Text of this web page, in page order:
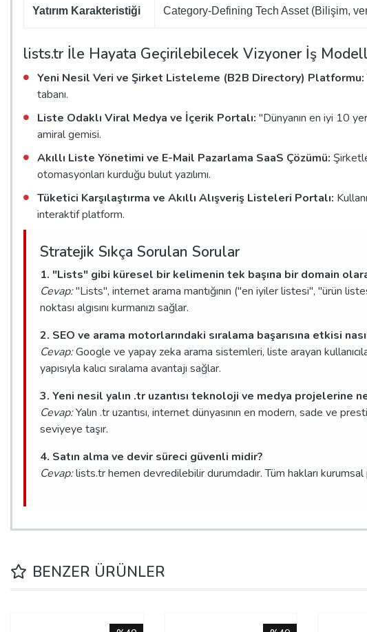
Yatırım Karakteristiği Category-Defining Tech Asset (Bilişim,
lists.tr İle Hayata Geçirilebilecek Vizyoner İş
Yeni Nesil Veri ve Şirket Listeleme (B2B Directory) Platformu:
tabanı.
Liste Odaklı Viral Medya ve İçerik Portalı: "Dünyanın en iyi 10
amiral gemisi.
Akıllı Liste Yönetimi ve E-Mail Pazarlama SaaS Çözümü:
otomasyonları kurduğu bulut yazılımı.
Tüketici Karşılaştırma ve Akıllı Alışveriş Listeleri Portalı:
interaktif platform.
Stratejik Sıkça Sorulan Sorular
1. "Lists" gibi küresel bir kelimenin tek başına bir domain
Cevap:"Lists", internet arama mantığının ("en iyiler listesi", "ürün
noktası algısını kurmanızı sağlar.
2. SEO ve arama motorlarındaki sıralama başarısına etkisi
Cevap:Google ve yapay zeka arama sistemleri, liste arayan
yapısıyla kalıcı sıralama avantajı sağlar.
3. Yeni nesil yalın .tr uzantısı teknoloji ve medya projelerine
Cevap:Yalın .tr uzantısı, internet dünyasının en modern, sade ve
seviyeye taşır.
4. Satın alma ve devir süreci güvenli midir?
Cevap:lists.tr hemen devredilebilir durumdadır. Tüm hakları
BENZER ÜRÜNLER